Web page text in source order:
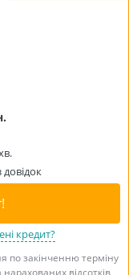
довідок
кредит?
по закінченню терміну
відсотків